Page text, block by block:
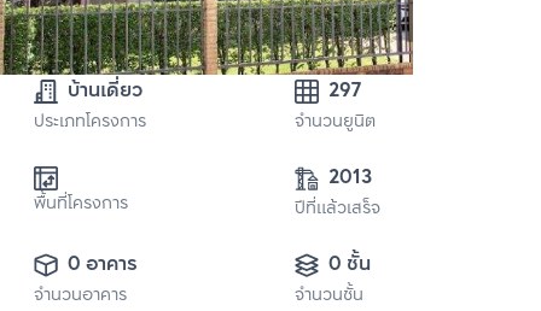
บ้านเดี่ยว
ประเภทโครงการ
297
จำนวนยูนิต
พื้นที่โครงการ
2013
ปีที่แล้วเสร็จ
0 อาคาร
จำนวนอาคาร
0 ชั้น
จำนวนชั้น